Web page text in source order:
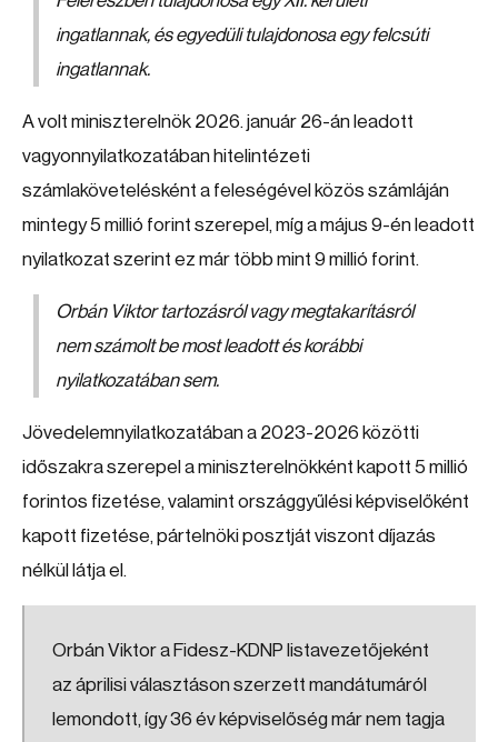
ingatlannak, és egyedüli tulajdonosa egy felcsúti
ingatlannak.
A volt miniszterelnök 2026. január 26-án leadott
vagyonnyilatkozatában hitelintézeti
számlakövetelésként a feleségével közös számláján
mintegy 5 millió forint szerepel, míg a május 9-én leadott
nyilatkozat szerint ez már több mint 9 millió forint.
Orbán Viktor tartozásról vagy megtakarításról
nem számolt be most leadott és korábbi
nyilatkozatában sem.
Jövedelemnyilatkozatában a 2023-2026 közötti
időszakra szerepel a miniszterelnökként kapott 5 millió
forintos fizetése, valamint országgyűlési képviselőként
kapott fizetése, pártelnöki posztját viszont díjazás
nélkül látja el.
Orbán Viktor a Fidesz-KDNP listavezetőjeként
az áprilisi választáson szerzett mandátumáról
lemondott, így 36 év képviselőség már nem tagja